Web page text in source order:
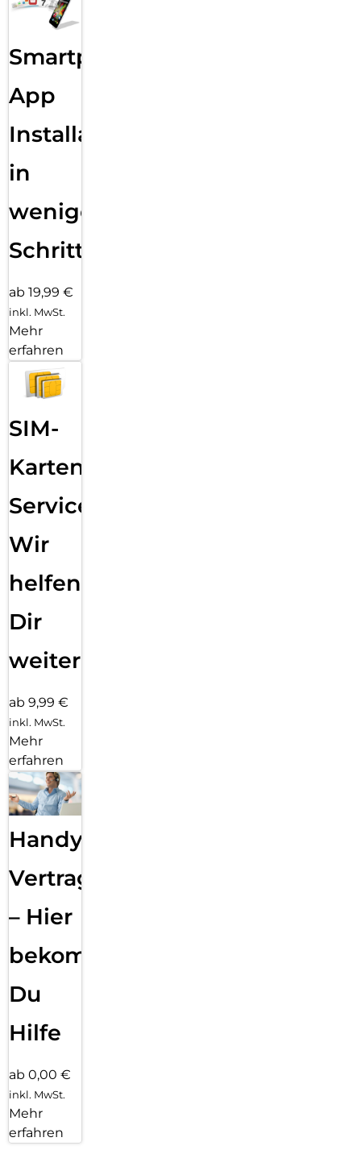
Smartphone
App
Installation
in
wenigen
Schritten
ab 19,99 €
inkl. MwSt.
Mehr
erfahren
SIM-
Karten
Service:
Wir
helfen
Dir
weiter
ab 9,99 €
inkl. MwSt.
Mehr
erfahren
Handy
Vertragsabwicklung
– Hier
bekommst
Du
Hilfe
ab 0,00 €
inkl. MwSt.
Mehr
erfahren